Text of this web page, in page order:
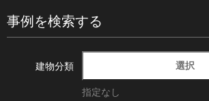
事例を検索する
建物分類 選択
指定なし